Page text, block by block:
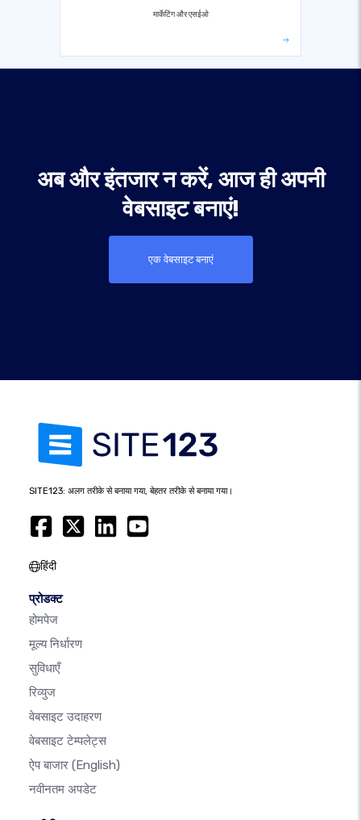
मार्केटिंग और एसईओ
अब और इंतजार न करें, आज ही अपनी
वेबसाइट बनाएं!
एक वेबसाइट बनाएं
SITE123: अलग तरीके से बनाया गया, बेहतर तरीके से बनाया गया।
हिंदी
प्रोडक्ट
होमपेज
मूल्य निर्धारण
सुविधाएँ
रिव्युज
वेबसाइट उदाहरण
वेबसाइट टेम्पलेट्स
ऐप बाजार (English)
नवीनतम अपडेट